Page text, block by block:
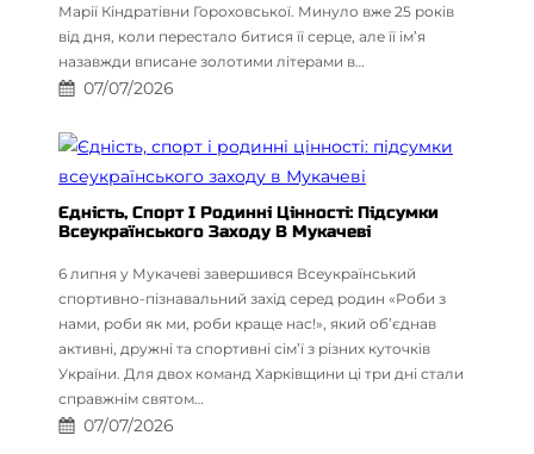
Марії Кіндратівни Гороховської. Минуло вже 25 років
від дня, коли перестало битися її серце, але її ім’я
назавжди вписане золотими літерами в…
07/07/2026
Єдність, Спорт І Родинні Цінності: Підсумки
Всеукраїнського Заходу В Мукачеві
6 липня у Мукачеві завершився Всеукраїнський
спортивно-пізнавальний захід серед родин «Роби з
нами, роби як ми, роби краще нас!», який об’єднав
активні, дружні та спортивні сім’ї з різних куточків
України. Для двох команд Харківщини ці три дні стали
справжнім святом…
07/07/2026